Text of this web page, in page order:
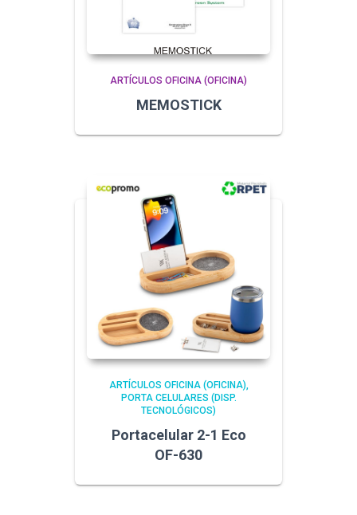
ARTÍCULOS OFICINA (OFICINA)
MEMOSTICK
ARTÍCULOS OFICINA (OFICINA)
PORTA CELULARES (DISP.
TECNOLÓGICOS)
Portacelular 2-1 Eco
OF-630